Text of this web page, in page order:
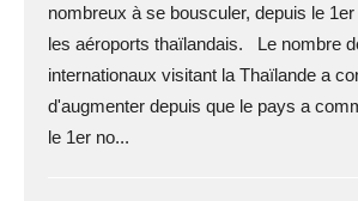
nombreux à se bousculer, depuis le
les aéroports thaïlandais. Le nombre
internationaux visitant la Thaïlande a
d'augmenter depuis que le pays a
le 1er no...